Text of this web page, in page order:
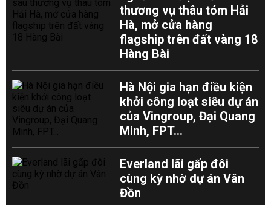
thương vụ thâu tóm Hải
Hà, mở cửa hàng
flagship trên đất vàng 18
Hàng Bài
Hà Nội gia hạn điều kiện
khởi công loạt siêu dự án
của Vingroup, Đại Quang
Minh, FPT...
Everland lãi gấp đôi
cùng kỳ nhờ dự án Vân
Đồn